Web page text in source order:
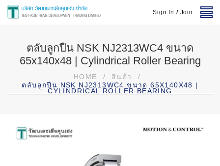
Sign In / Join
ตลับลูกปืน NSK NJ2313WC4 ขนาด
65x140x48 | Cylindrical Roller Bearing
HOME / สินค้า
/
ตลับลูกปืน NSK NJ2313WC4 ขนาด 65X140X48 |
CYLINDRICAL ROLLER BEARING